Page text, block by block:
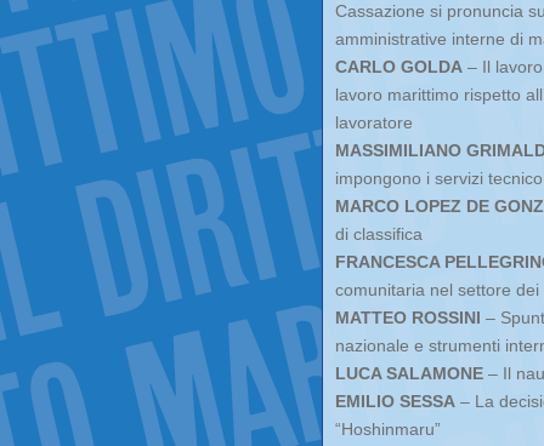
Cassazione si pronuncia
amministrative interne di
CARLO GOLDA – Il
lavoro marittimo rispetto
lavoratore
MASSIMILIANO
impongono i servizi
MARCO LOPEZ DE
di classifica
FRANCESCA
comunitaria nel settore
MATTEO ROSSINI –
nazionale e strumenti
LUCA SALAMONE – Il
EMILIO SESSA – La
“Hoshinmaru”